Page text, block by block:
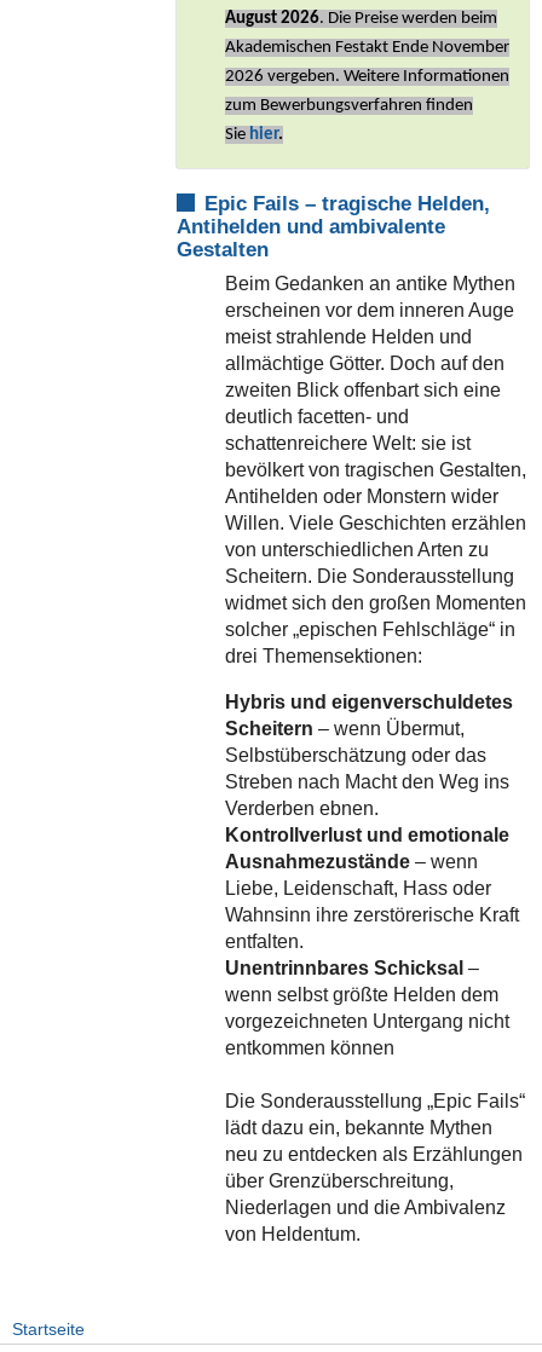
August 2026. Die Preise werden beim
Akademischen Festakt Ende November
2026 vergeben. Weitere Informationen
zum Bewerbungsverfahren finden
Sie hier.
Epic Fails – tragische Helden,
Antihelden und ambivalente
Gestalten
Beim Gedanken an antike Mythen
erscheinen vor dem inneren Auge
meist strahlende Helden und
allmächtige Götter. Doch auf den
zweiten Blick offenbart sich eine
deutlich facetten- und
schattenreichere Welt: sie ist
bevölkert von tragischen Gestalten,
Antihelden oder Monstern wider
Willen. Viele Geschichten erzählen
von unterschiedlichen Arten zu
Scheitern. Die Sonderausstellung
widmet sich den großen Momenten
solcher „epischen Fehlschläge“ in
drei Themensektionen:
Hybris und eigenverschuldetes
Scheitern – wenn Übermut,
Selbstüberschätzung oder das
Streben nach Macht den Weg ins
Verderben ebnen.
Kontrollverlust und emotionale
Ausnahmezustände– wenn
Liebe, Leidenschaft, Hass oder
Wahnsinn ihre zerstörerische Kraft
entfalten.
Unentrinnbares Schicksal –
wenn selbst größte Helden dem
vorgezeichneten Untergang nicht
entkommen können
Die Sonderausstellung „Epic Fails“
lädt dazu ein, bekannte Mythen
neu zu entdecken als Erzählungen
über Grenzüberschreitung,
Niederlagen und die Ambivalenz
von Heldentum.
Startseite